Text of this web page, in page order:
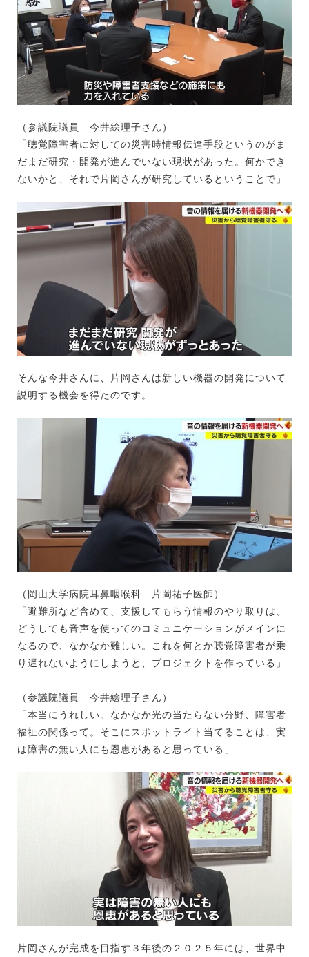
（参議院議員 今井絵理子さん）
「聴覚障害者に対しての災害時情報伝達手段というのがま
だまだ研究・開発が進んでいない現状があった。何かでき
ないかと、それで片岡さんが研究しているということで」
そんな今井さんに、片岡さんは新しい機器の開発について
説明する機会を得たのです。
（岡山大学病院耳鼻咽喉科 片岡祐子医師）
「避難所など含めて、支援してもらう情報のやり取りは、
どうしても音声を使ってのコミュニケーションがメインに
なるので、なかなか難しい。これを何とか聴覚障害者が乗
り遅れないようにしようと、プロジェクトを作っている」
（参議院議員 今井絵理子さん）
「本当にうれしい。なかなか光の当たらない分野、障害者
福祉の関係って。そこにスポットライト当てることは、実
は障害の無い人にも恩恵があると思っている」
片岡さんが完成を目指す３年後の２０２５年には、世界中